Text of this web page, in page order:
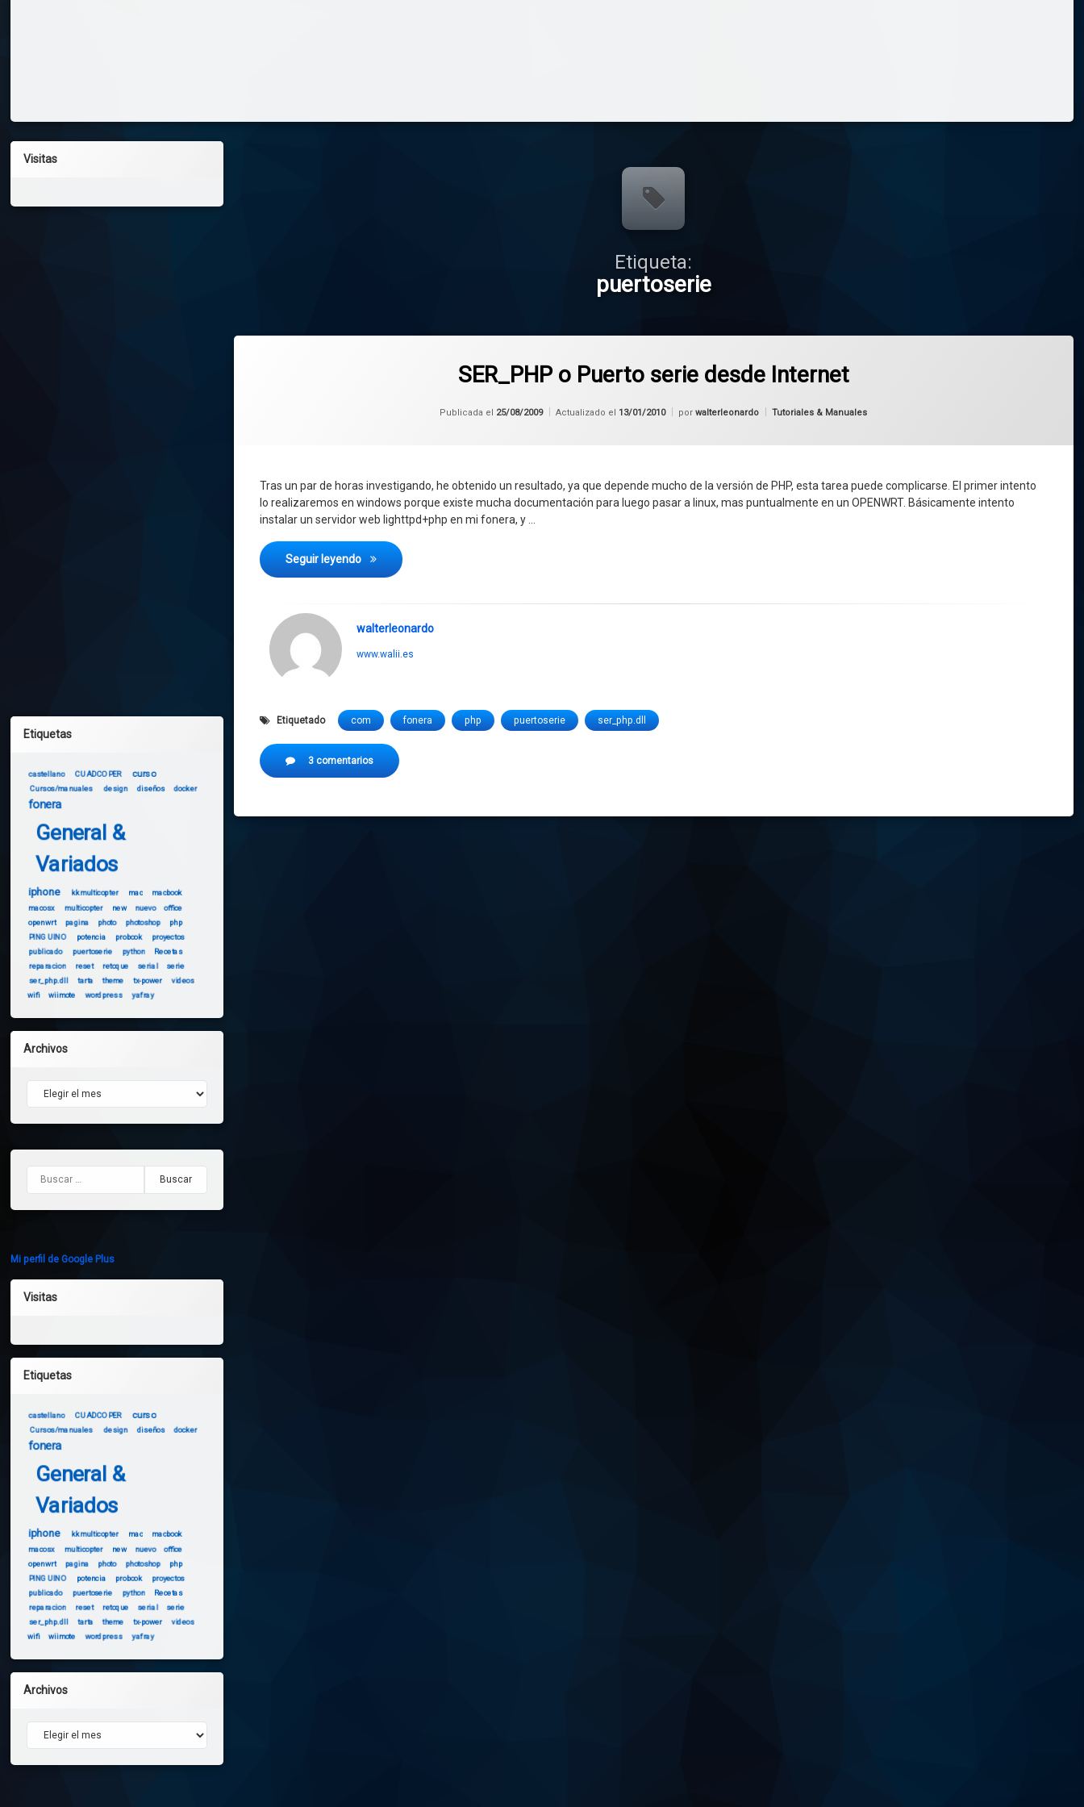
Etiqueta:
puertoserie
SER_PHP o Puerto serie desde Internet
Publicada el 25/08/2009 Actualizado el 13/01/2010 porwalterleonardo Categorías:
Tutoriales & Manuales
Tras un par de horas investigando, he obtenido un resultado, ya que depende mucho de la versión de PHP, esta tarea puede complicarse. El primer intento
lo realizaremos en windows porque existe mucha documentación para luego pasar a linux, mas puntualmente en un OPENWRT. Básicamente intento
instalar un servidor web lighttpd+php en mi fonera, y …
Seguir leyendo SER_PHP o Puerto serie desde Internet
walterleonardo
www.walii.es
Etiquetado com fonera php puertoserie ser_php.dll
3 comentariosen SER_PHP o Puerto serie desde Internet
Visitas
Etiquetas
castellano CUADCOPER curso
Cursos/manuales design diseños docker
fonera
General &
Variados
iphone kkmulticopter mac
macbook
macosx
multicopter new nuevo
office
openwrt
pagina photo photoshop
php
PINGUINO
potencia probook
proyectos
publicado
puertoserie python
Recetas
reparacion
reset retoque serial
serie
ser_php.dll
tarta theme tx-power
videos
wifi
wiimote wordpress yafray
Archivos
Archivos
Mi perfil de Google Plus
Visitas
Etiquetas
castellano CUADCOPER curso
Cursos/manuales design diseños docker
fonera
General &
Variados
iphone kkmulticopter mac
macbook
macosx
multicopter new nuevo
office
openwrt
pagina photo photoshop
php
PINGUINO
potencia probook
proyectos
publicado
puertoserie python
Recetas
reparacion
reset retoque serial
serie
ser_php.dll
tarta theme tx-power
videos
wifi
wiimote wordpress yafray
Archivos
Archivos